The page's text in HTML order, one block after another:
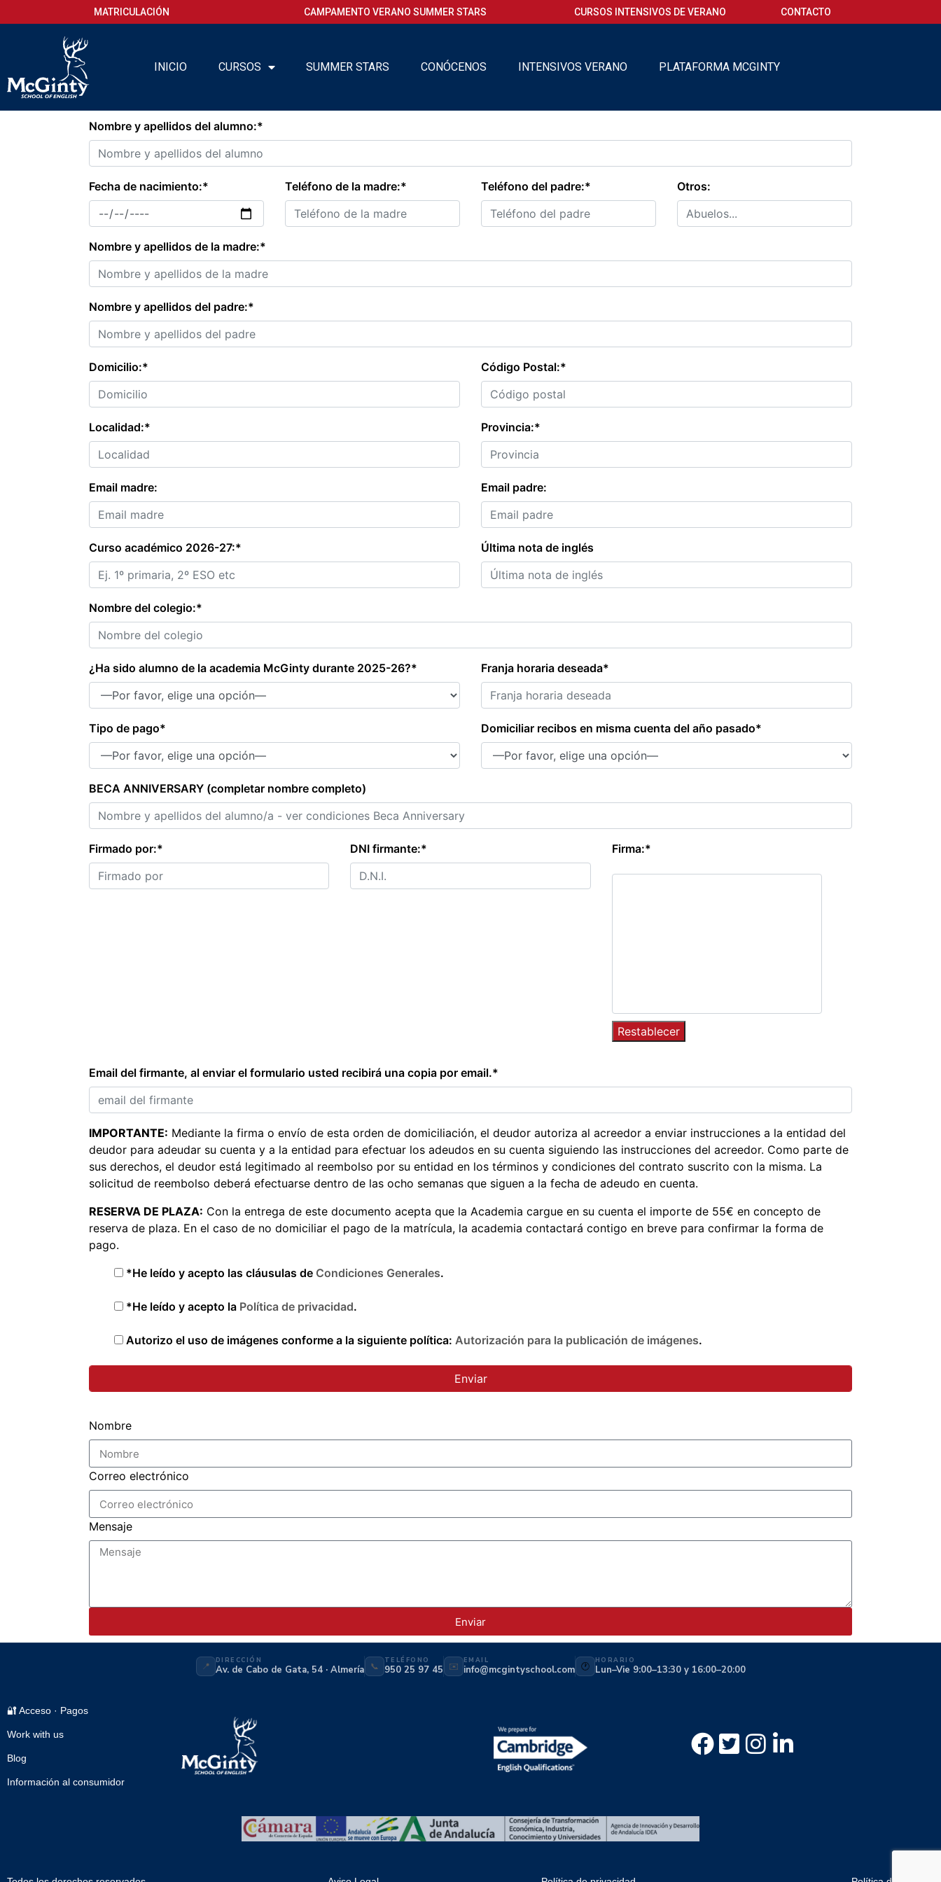
MATRICULACIÓN CAMPAMENTO VERANO SUMMER STARS CURSOS INTENSIVOS DE VERANO CONTACTO
INICIO CURSOS SUMMER STARS CONÓCENOS INTENSIVOS VERANO PLATAFORMA MCGINTY
Nombre y apellidos del alumno:*
Fecha de nacimiento:* Teléfono de la madre:* Teléfono del padre:* Otros:
Nombre y apellidos de la madre:*
Nombre y apellidos del padre:*
Domicilio:* Código Postal:*
Localidad:* Provincia:*
Email madre: Email padre:
Curso académico 2026-27:* Última nota de inglés
Nombre del colegio:*
¿Ha sido alumno de la academia McGinty durante 2025-26?* Franja horaria deseada*
Tipo de pago* Domiciliar recibos en misma cuenta del año pasado*
BECA ANNIVERSARY (completar nombre completo)
Firmado por:* DNI firmante:* Firma:*
Email del firmante, al enviar el formulario usted recibirá una copia por email.*
IMPORTANTE: Mediante la firma o envío de esta orden de domiciliación, el deudor autoriza al acreedor a enviar instrucciones a la entidad del
deudor para adeudar su cuenta y a la entidad para efectuar los adeudos en su cuenta siguiendo las instrucciones del acreedor. Como parte de
sus derechos, el deudor está legitimado al reembolso por su entidad en los términos y condiciones del contrato suscrito con la misma. La
solicitud de reembolso deberá efectuarse dentro de las ocho semanas que siguen a la fecha de adeudo en cuenta.
RESERVA DE PLAZA: Con la entrega de este documento acepta que la Academia cargue en su cuenta el importe de 55€ en concepto de
reserva de plaza. En el caso de no domiciliar el pago de la matrícula, la academia contactará contigo en breve para confirmar la forma de
pago.
*He leído y acepto las cláusulas de Condiciones Generales.
*He leído y acepto la Política de privacidad.
Autorizo el uso de imágenes conforme a la siguiente política: Autorización para la publicación de imágenes.
Nombre
Correo electrónico
Mensaje
Enviar
📍
DIRECCIÓN
Av. de Cabo de Gata, 54 · Almería 📞
TELÉFONO
950 25 97 45 ✉️
EMAIL
info@mcgintyschool.com 🕐
HORARIO
Lun–Vie 9:00–13:30 y 16:00–20:00
🔐 Acceso · Pagos
Work with us
Blog
Información al consumidor